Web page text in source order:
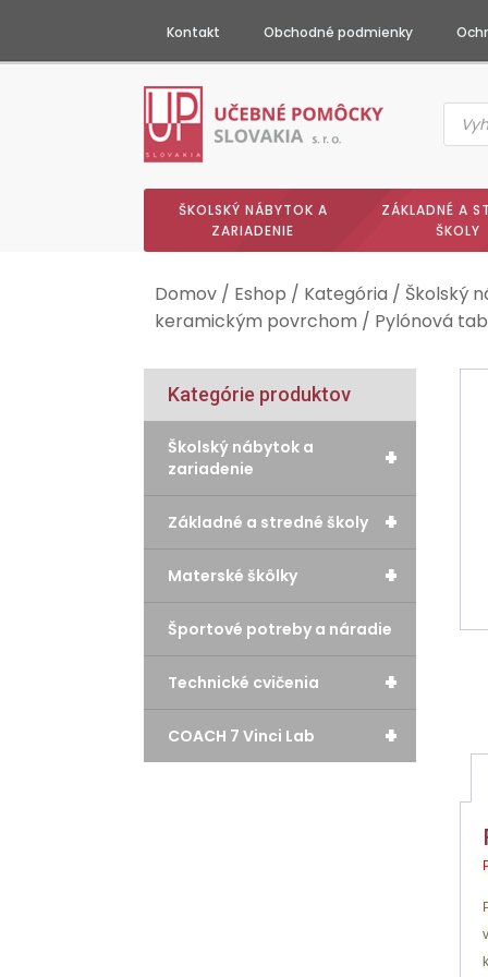
Kontakt Obchodné podmienky
search
ŠKOLSKÝ NÁBYTOK A
ZARIADENIE
ZÁKLADNÉ A
ŠKOLY
Domov / Eshop / Kategória / Školský
keramickým povrchom / Pylónová
Kategórie produktov
+
Školský nábytok a
zariadenie
+
Základné a stredné školy
+
Materské škôlky
Športové potreby a náradie
+
Technické cvičenia
+
COACH 7 Vinci Lab